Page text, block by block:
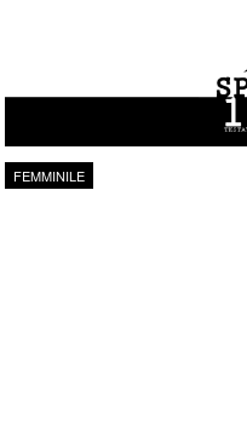
Vai al contenuto
FEMMINILE